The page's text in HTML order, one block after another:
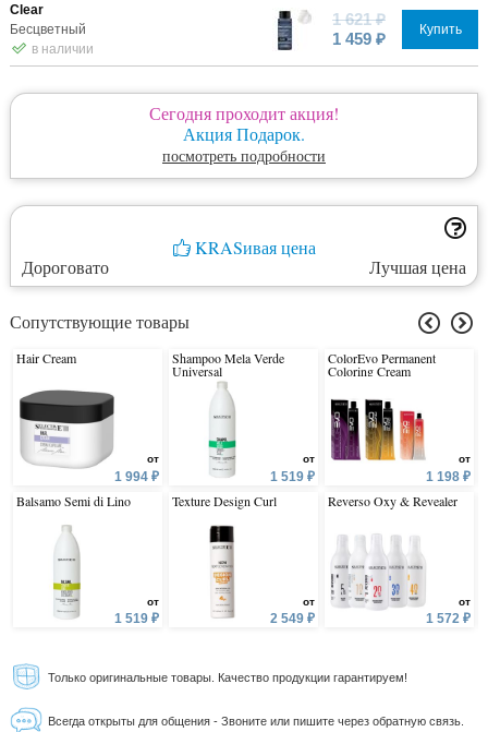
Clear
Бесцветный
в наличии
1 621 ₽
1 459 ₽
Купить
Сегодня проходит акция!
Акция Подарок.
посмотреть подробности
KRASивая цена
Дороговато
Лучшая цена
Сопутствующие товары
Hair Cream
от
1 994 ₽
Balsamo Semi di Lino
от
1 519 ₽
Shampoo Mela Verde
Universal
от
1 519 ₽
Texture Design Curl
от
2 549 ₽
ColorEvo Permanent
Coloring Cream
от
1 198 ₽
Reverso Oxy & Revealer
от
1 572 ₽
Только оригинальные товары. Качество продукции гарантируем!
Всегда открыты для общения - Звоните или пишите через обратную связь.